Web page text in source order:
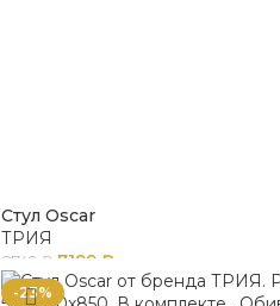
Стул Oscar
ТРИЯ
8749 ₽ 7199 ₽
-23%